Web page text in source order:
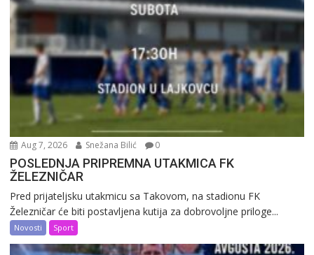
Aug 7, 2026 Snežana Bilić 0
POSLEDNJA PRIPREMNA UTAKMICA FK
ŽELEZNIČAR
Pred prijateljsku utakmicu sa Takovom, na stadionu FK
Železničar će biti postavljena kutija za dobrovoljne priloge...
Novosti Sport